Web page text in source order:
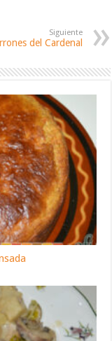
Siguiente
del Cardenal